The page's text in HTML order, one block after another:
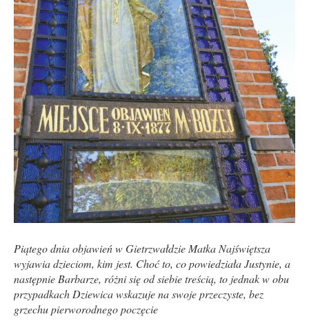
Piątego dnia objawień w Gietrzwałdzie Matka Najświętsza
wyjawia dzieciom, kim jest. Choć to, co powiedziała Justynie, a
następnie Barbarze, różni się od siebie treścią, to jednak w obu
przypadkach Dziewica wskazuje na swoje przeczyste, bez
grzechu pierworodnego poczęcie